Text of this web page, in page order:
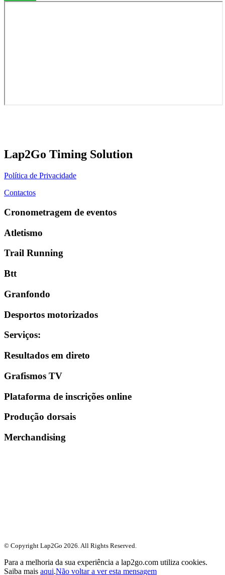
Lap2Go Timing Solution
Política de Privacidade
Contactos
Cronometragem de eventos
Atletismo
Trail Running
Btt
Granfondo
Desportos motorizados
Serviços:
Resultados em direto
Grafismos TV
Plataforma de inscrições online
Produção dorsais
Merchandising
© Copyright Lap2Go 2026 . All Rights Reserved.
Para a melhoria da sua experiência a lap2go.com utiliza cookies.
Saiba mais aqui.Não voltar a ver esta mensagem